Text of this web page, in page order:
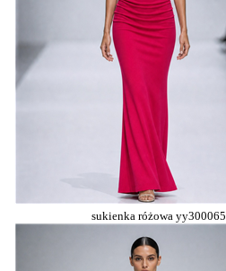
sukienka różowa yy300065